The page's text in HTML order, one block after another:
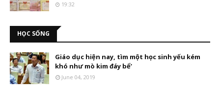
19:32
HỌC SỐNG
Giáo dục hiện nay, tìm một học sinh yếu kém
khó như mò kim đáy bể’
June 04, 2019